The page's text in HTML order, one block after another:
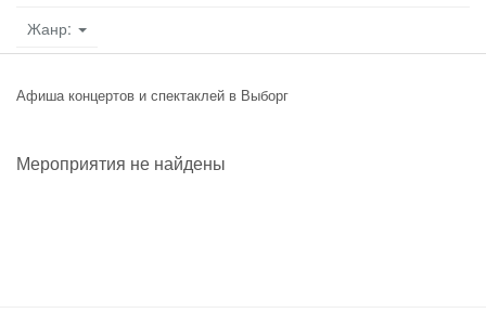
Жанр:
Афиша концертов и спектаклей в Выборг
Мероприятия не найдены